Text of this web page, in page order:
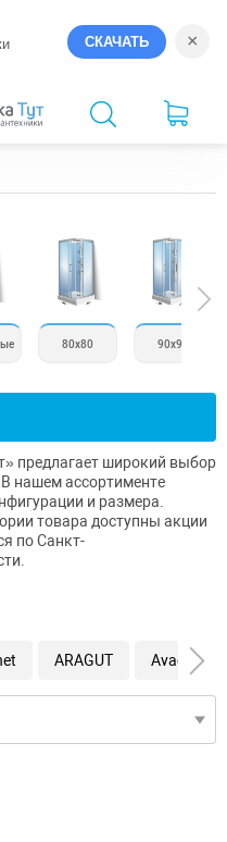
СКАЧАТЬ ×
80х80 90х90
предлагает широкий выбор
нашем ассортименте
и размера.
товара доступны акции
по Санкт-
ARAGUT Avacan